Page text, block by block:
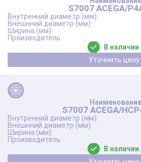
S7007 ACEGA/
В наличии
Уточнить цену
S7007 ACEGA/
В наличии